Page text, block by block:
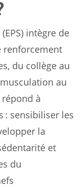
intègre de
renforcement
du collège au
au
à
: sensibiliser les
la
et
du